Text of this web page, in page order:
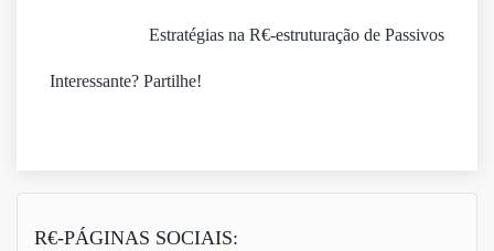
Estratégias na R€-estruturação de Passivos
Interessante? Partilhe!
R€-PÁGINAS SOCIAIS: